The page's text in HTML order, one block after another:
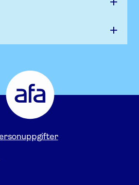
Försäkring
Gå
till
startsidan